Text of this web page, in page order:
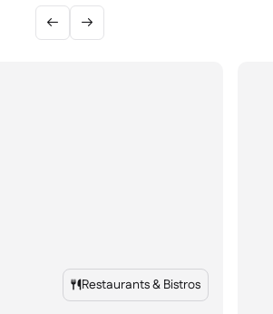
 
Restaurants & Bistros